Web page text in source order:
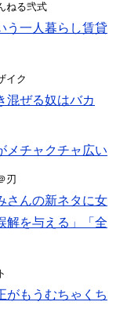
ねる弐式
う一人暮らし賃貸
イク
混ぜる奴はバカ
メチャクチャ広い
刃
さんの新ネタに女
解を与える」「全
がもうむちゃくち